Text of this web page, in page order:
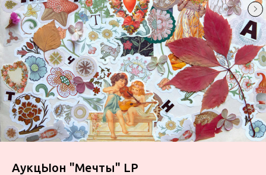
АукцЫон "Мечты" LP